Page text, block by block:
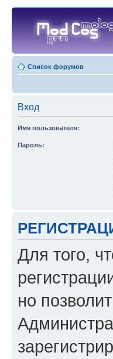
Список форумов
Вход
Имя пользователя:
Пароль:
Для того,
но